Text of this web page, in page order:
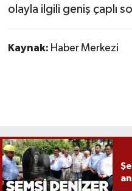
olayla ilgili geniş çaplı
Kaynak: Haber Merkezi